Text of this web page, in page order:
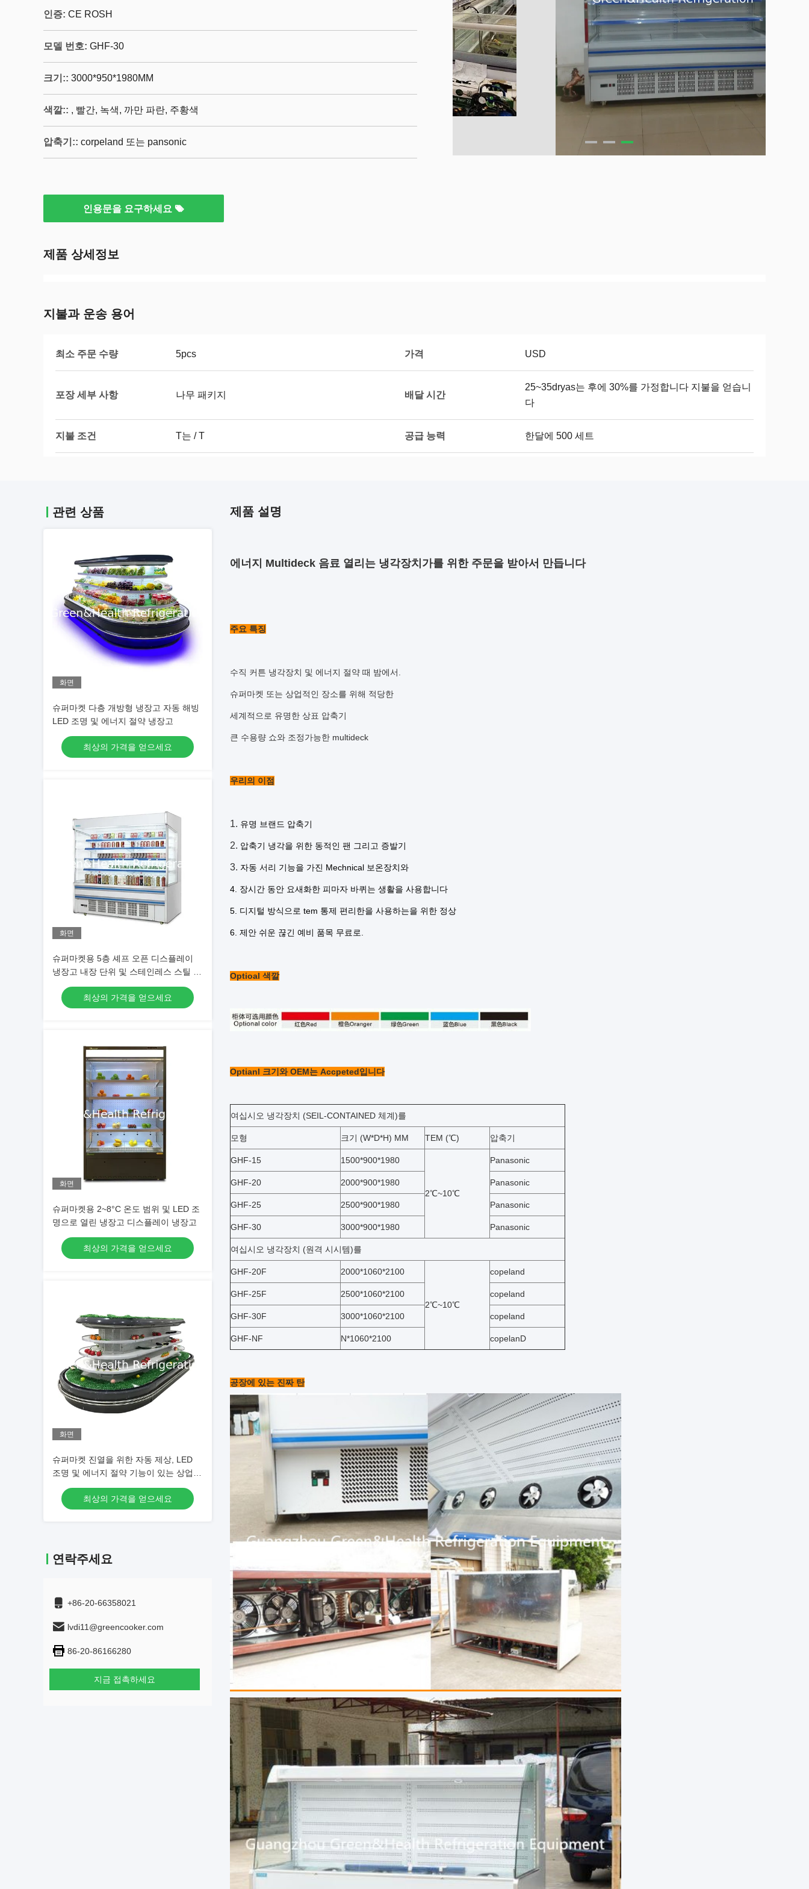
인증: CE ROSH
모델 번호: GHF-30
크기:: 3000*950*1980MM
색깔:: , 빨간, 녹색, 까만 파란, 주황색
압축기:: corpeland 또는 pansonic
인용문을 요구하세요
제품 상세정보
지불과 운송 용어
최소 주문 수량 5pcs 가격 USD
포장 세부 사항 나무 패키지 배달 시간
25~35dryas는 후에 30%를 가정합니다 지불을 얻습니
다
지불 조건 T는 / T 공급 능력 한달에 500 세트
관련 상품
화면
슈퍼마켓 다층 개방형 냉장고 자동 해빙
LED 조명 및 에너지 절약 냉장고
최상의 가격을 얻으세요
화면
슈퍼마켓용 5층 셰프 오픈 디스플레이
냉장고 내장 단위 및 스테인레스 스틸 구
최상의 가격을 얻으세요
화면
슈퍼마켓용 2~8°C 온도 범위 및 LED 조
명으로 열린 냉장고 디스플레이 냉장고
최상의 가격을 얻으세요
화면
슈퍼마켓 진열을 위한 자동 제상, LED
조명 및 에너지 절약 기능이 있는 상업용
멀티덱 오픈 칠러
최상의 가격을 얻으세요
연락주세요
+86-20-66358021
lvdi11@greencooker.com
86-20-86166280
지금 접촉하세요
제품 설명
에너지 Multideck 음료 열리는 냉각장치가를 위한 주문을 받아서 만듭니다
주요 특징
수직 커튼 냉각장치 및 에너지 절약 때 밤에서.
슈퍼마켓 또는 상업적인 장소를 위해 적당한
세계적으로 유명한 상표 압축기
큰 수용량 쇼와 조정가능한 multideck
우리의 이점
1. 유명 브랜드 압축기
2. 압축기 냉각을 위한 동적인 팬 그리고 증발기
3. 자동 서리 기능을 가진 Mechnical 보온장치와
4. 장시간 동안 요새화한 피마자 바퀴는 생활을 사용합니다
5. 디지털 방식으로 tem 통제 편리한을 사용하는을 위한 정상
6. 제안 쉬운 끊긴 예비 품목 무료로.
Optioal 색깔
Optianl 크기와 OEM는 Accpeted입니다
여십시오 냉각장치 (SEIL-CONTAINED 체계)를
모형 크기 (W*D*H) MM TEM (℃) 압축기
GHF-15 1500*900*1980
2℃~10℃
Panasonic
GHF-20 2000*900*1980 Panasonic
GHF-25 2500*900*1980 Panasonic
GHF-30 3000*900*1980 Panasonic
여십시오 냉각장치 (원격 시시템)를
GHF-20F 2000*1060*2100
2℃~10℃
copeland
GHF-25F 2500*1060*2100 copeland
GHF-30F 3000*1060*2100 copeland
GHF-NF N*1060*2100 copelanD
공장에 있는 진짜 탄